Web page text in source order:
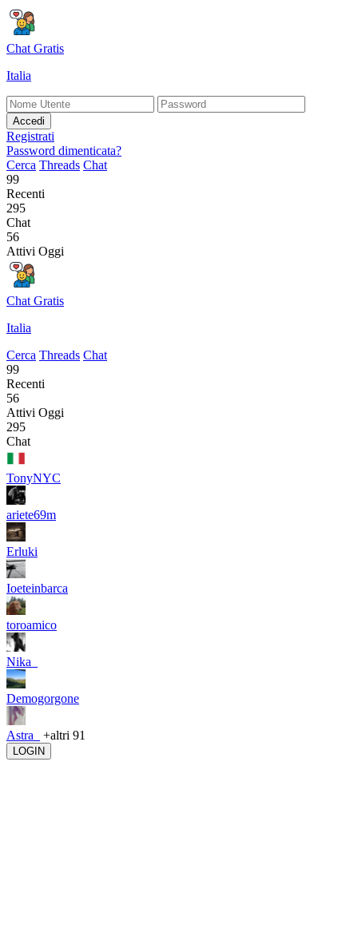
Chat Gratis
Italia
Accedi
Registrati
Password dimenticata?
Cerca Threads Chat
99
Recenti
295
Chat
56
Attivi Oggi
Chat Gratis
Italia
Cerca Threads Chat
99
Recenti
56
Attivi Oggi
295
Chat
TonyNYC
ariete69m
Erluki
Ioeteinbarca
toroamico
Nika_
Demogorgone
Astra_ +altri 91
LOGIN